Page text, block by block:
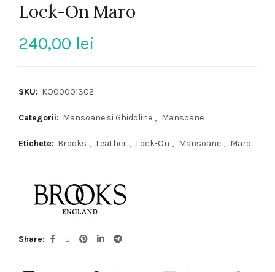
Lock-On Maro
240,00 lei
SKU: KO00001302
Categorii: Mansoane si Ghidoline , Mansoane
Etichete: Brooks , Leather , Lock-On , Mansoane , Maro
Share